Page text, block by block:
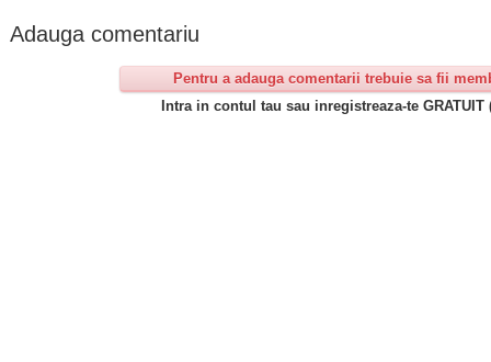
Adauga comentariu
Pentru a adauga comentarii trebuie sa fii
Intra in contul tau sau inregistreaza-te GRATUIT